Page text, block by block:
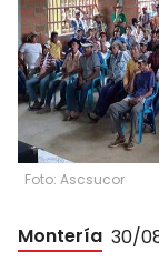
Foto: Ascsucor
Montería 30/